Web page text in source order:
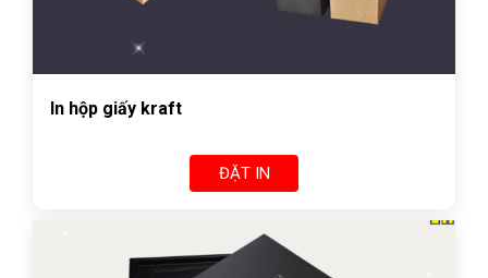
In hộp giấy kraft
ĐẶT IN